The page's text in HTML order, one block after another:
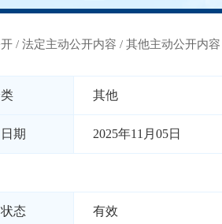
/ 法定主动公开内容 / 其他主动公开内容
其他
期 2025年11月05日
态 有效